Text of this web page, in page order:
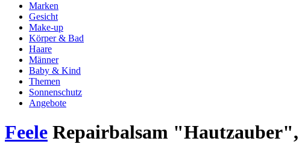
Marken
Gesicht
Make-up
Körper & Bad
Haare
Männer
Baby & Kind
Themen
Sonnenschutz
Angebote
Feele Repairbalsam "Hautzauber",